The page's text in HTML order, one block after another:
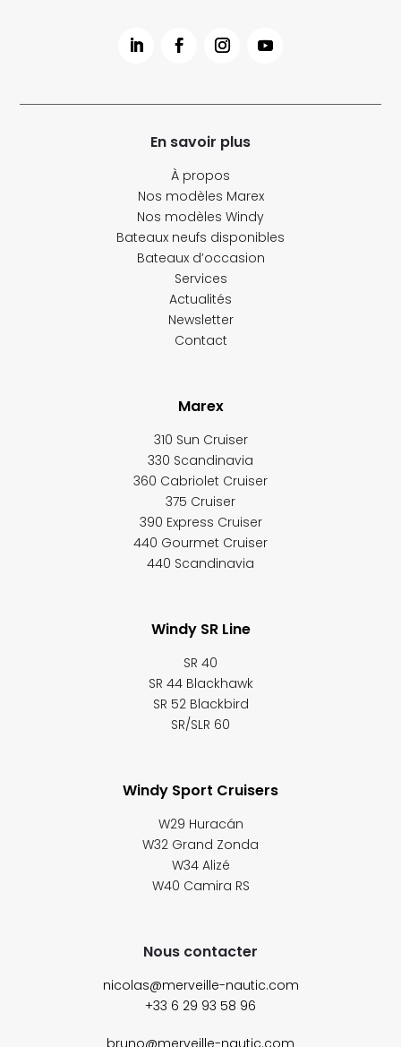
En savoir plus
À propos
Nos modèles Marex
Nos modèles Windy
Bateaux neufs disponibles
Bateaux d’occasion
Services
Actualités
Newsletter
Contact
Marex
310 Sun Cruiser
330 Scandinavia
360 Cabriolet Cruiser
375 Cruiser
390 Express Cruiser
440 Gourmet Cruiser
440 Scandinavia
Windy SR Line
SR 40
SR 44 Blackhawk
SR 52 Blackbird
SR/SLR 60
Windy Sport Cruisers
W29 Huracán
W32 Grand Zonda
W34 Alizé
W40 Camira RS
Nous contacter
nicolas@merveille-nautic.com
+33 6 29 93 58 96